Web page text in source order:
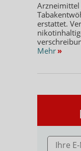
erstattet.
Mehr »
E-MAIL